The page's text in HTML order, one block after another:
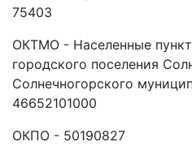
75403
ОКТМО - Населенные
городского поселения
Солнечногорского
46652101000
ОКПО - 50190827